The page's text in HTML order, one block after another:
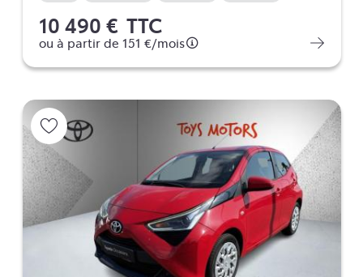
10 490 € TTC
ou à partir de 151 €/mois